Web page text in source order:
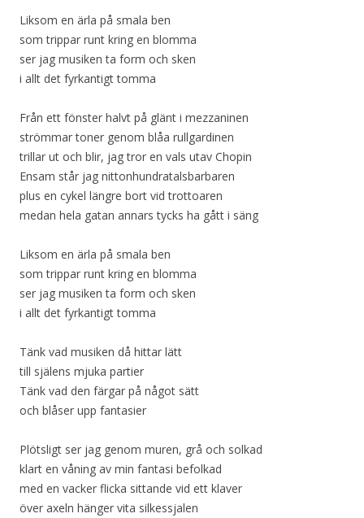
Liksom en ärla på smala ben
som trippar runt kring en blomma
ser jag musiken ta form och sken
i allt det fyrkantigt tomma
Från ett fönster halvt på glänt i mezzaninen
strömmar toner genom blåa rullgardinen
trillar ut och blir, jag tror en vals utav Chopin
Ensam står jag nittonhundratalsbarbaren
plus en cykel längre bort vid trottoaren
medan hela gatan annars tycks ha gått i säng
Liksom en ärla på smala ben
som trippar runt kring en blomma
ser jag musiken ta form och sken
i allt det fyrkantigt tomma
Tänk vad musiken då hittar lätt
till själens mjuka partier
Tänk vad den färgar på något sätt
och blåser upp fantasier
Plötsligt ser jag genom muren, grå och solkad
klart en våning av min fantasi befolkad
med en vacker flicka sittande vid ett klaver
över axeln hänger vita silkessjalen